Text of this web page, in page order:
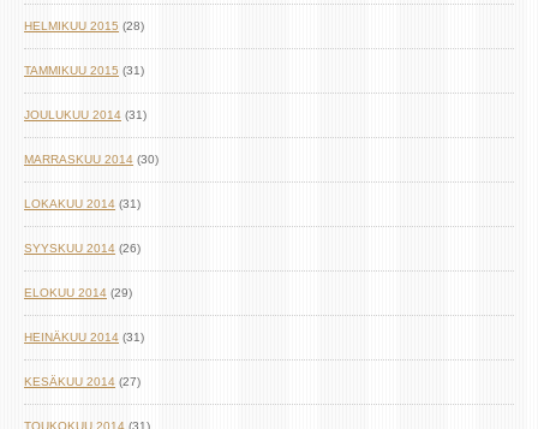
HELMIKUU 2015 (28)
TAMMIKUU 2015 (31)
JOULUKUU 2014 (31)
MARRASKUU 2014 (30)
LOKAKUU 2014 (31)
SYYSKUU 2014 (26)
ELOKUU 2014 (29)
HEINÄKUU 2014 (31)
KESÄKUU 2014 (27)
TOUKOKUU 2014 (31)